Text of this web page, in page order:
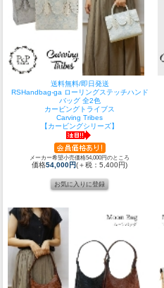
送料無料/即日発送
RSHandbag-ga ローリングステッチハンド
バッグ 全2色
カービングトライブス
Carving Tribes
【カービングシリーズ】
メーカー希望小売価格54,000円のところ
価格54,000円(＋税：5,400円)